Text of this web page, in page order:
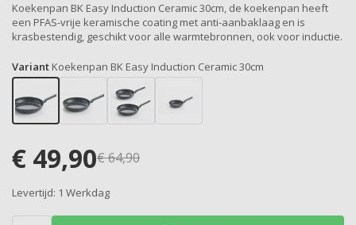
Koekenpan BK Easy Induction Ceramic 30cm, de koekenpan heeft
een PFAS-vrije keramische coating met anti-aanbaklaag en is
krasbestendig, geschikt voor alle warmtebronnen, ook voor inductie.
Variant Koekenpan BK Easy Induction Ceramic 30cm
€64,90
€ 49,90
Levertijd: 1 Werkdag